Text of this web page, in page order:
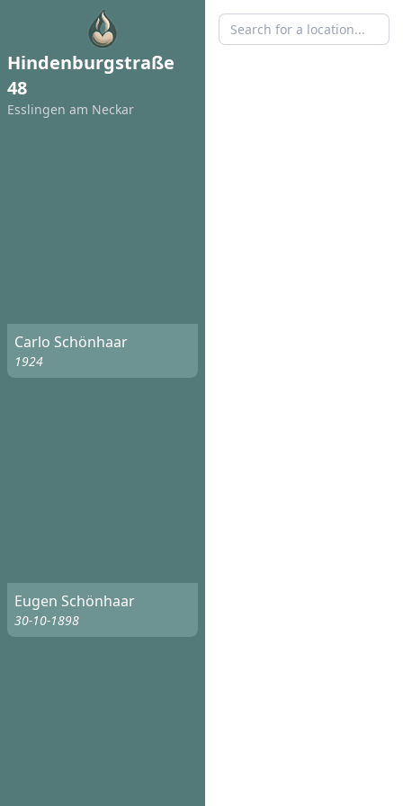
Hindenburgstraße
48
Esslingen am Neckar
Carlo Schönhaar
1924
Eugen Schönhaar
30-10-1898